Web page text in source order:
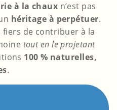
à la chaux n’est pas
héritage à perpétuer.
fiers de contribuer à la
tout en le projetant
100 % naturelles,
.